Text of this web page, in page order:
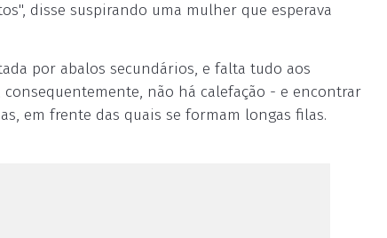
disse suspirando uma mulher que esperava
por abalos secundários, e falta tudo aos
não há calefação - e encontrar
em frente das quais se formam longas filas.